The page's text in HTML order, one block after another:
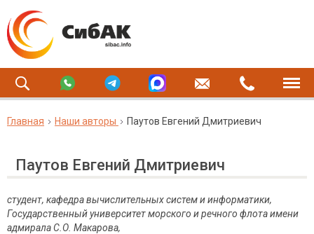
Главная Наши авторы Паутов Евгений Дмитриевич
Паутов Евгений Дмитриевич
студент, кафедра вычислительных систем и информатики,
Государственный университет морского и речного флота имени
адмирала С.О. Макарова,